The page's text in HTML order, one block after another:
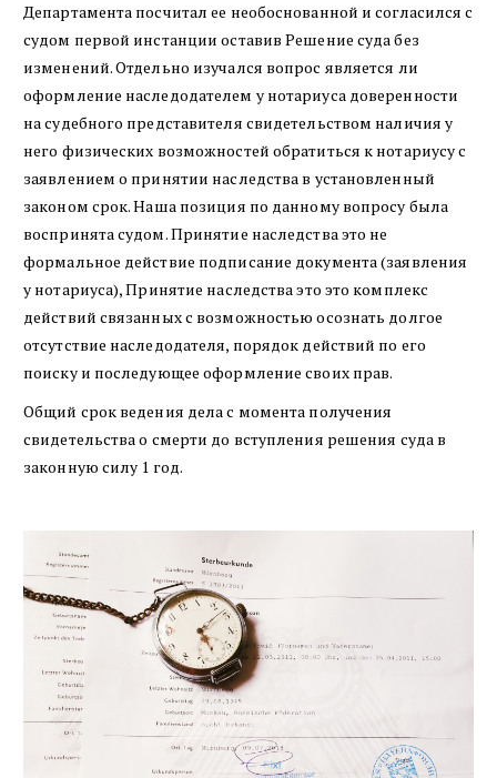
Департамента посчитал ее необоснованной и согласился с
судом первой инстанции оставив Решение суда без
изменений. Отдельно изучался вопрос является ли
оформление наследодателем у нотариуса доверенности
на судебного представителя свидетельством наличия у
него физических возможностей обратиться к нотариусу с
заявлением о принятии наследства в установленный
законом срок. Наша позиция по данному вопросу была
воспринята судом. Принятие наследства это не
формальное действие подписание документа (заявления
у нотариуса), Принятие наследства это это комплекс
действий связанных с возможностью осознать долгое
отсутствие наследодателя, порядок действий по его
поиску и последующее оформление своих прав.
Общий срок ведения дела с момента получения
свидетельства о смерти до вступления решения суда в
законную силу 1 год.